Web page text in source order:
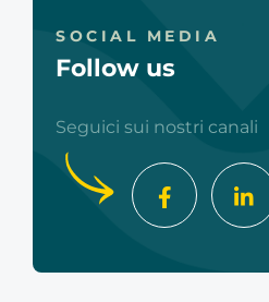
SOCIAL MEDIA
Follow us
Seguici sui nostri canali